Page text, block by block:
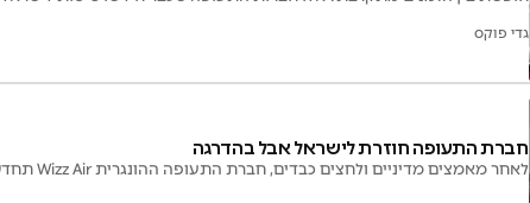
גדי פוקס
חברת התעופה חוזרת לישראל אבל בהדרגה
לאחר מאמצים מדיניים ולחצים כבדים, חברת התעופה ההונגרית Wizz Air תחדש את טיסותיה לישראל. יש תאריך